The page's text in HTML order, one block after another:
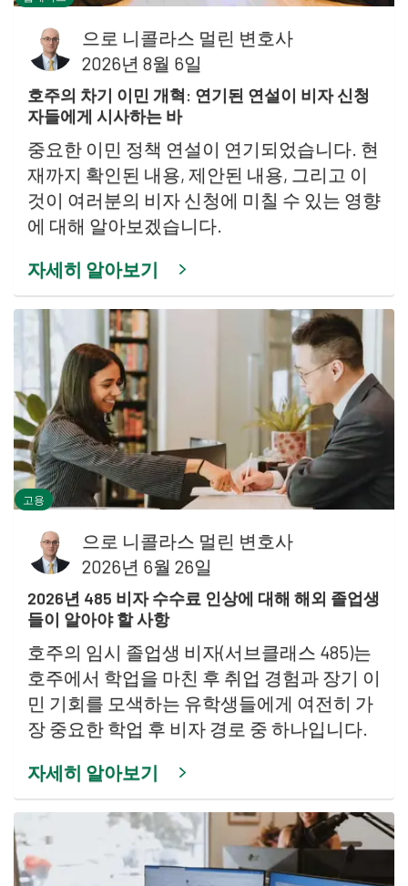
으로 니콜라스 멀린 변호사
2026년 8월 6일
호주의 차기 이민 개혁: 연기된 연설이 비자 신청
자들에게 시사하는 바
중요한 이민 정책 연설이 연기되었습니다. 현
재까지 확인된 내용, 제안된 내용, 그리고 이
것이 여러분의 비자 신청에 미칠 수 있는 영향
에 대해 알아보겠습니다.
자세히 알아보기
고용
으로 니콜라스 멀린 변호사
2026년 6월 26일
2026년 485 비자 수수료 인상에 대해 해외 졸업생
들이 알아야 할 사항
호주의 임시 졸업생 비자(서브클래스 485)는
호주에서 학업을 마친 후 취업 경험과 장기 이
민 기회를 모색하는 유학생들에게 여전히 가
장 중요한 학업 후 비자 경로 중 하나입니다.
자세히 알아보기